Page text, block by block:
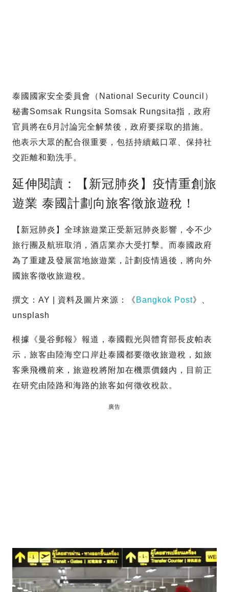
泰國國家安全委員會（National Security Council）
秘書Somsak Rungsita Somsak Rungsita指，政府
官員將在6月討論完全解禁後，政府要採取的措施。
他表示大眾的配合很重要，包括持續戴口罩、保持社
交距離和勤洗手。
延伸閱讀：【新冠肺炎】疫情重創旅
遊業 泰國計劃向旅客徵旅遊稅！
【新冠肺炎】全球旅遊業正受新冠肺炎影響，令不少
旅行團及航班取消，酒店業亦大受打擊。而泰國政府
為了重建及發展當地旅遊業，計劃疫情過後，將向外
國旅客徵收旅遊稅。
撰文：AY | 資料及圖片來源：《 Bangkok Post》、
unsplash
根據《曼谷郵報》報道，泰國觀光與體育部長皮帕表
示，旅客由陸海空口岸赴泰國都要徵收旅遊稅，如旅
客乘飛機前來，旅遊稅將附加在機票價錢內，目前正
在研究由陸路和海路的旅客如何徵收稅款。
廣告